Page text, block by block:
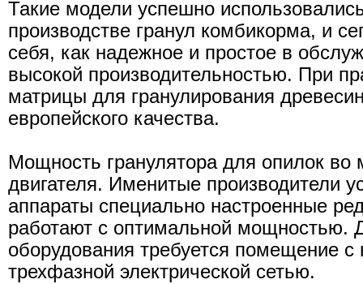
Такие модели успешно
производстве гранул комбикорма, и
себя, как надежное и простое в
высокой производительностью. При
матрицы для гранулирования
европейского качества.
Мощность гранулятора для опилок во
двигателя. Именитые производители
аппараты специально настроенные
работают с оптимальной мощностью.
оборудования требуется помещение
трехфазной электрической сетью.